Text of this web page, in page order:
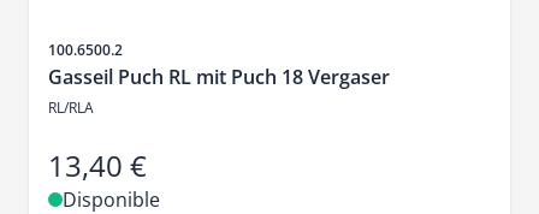
SKU
100.6500.2
Gasseil Puch RL mit Puch 18 Vergaser
RL/RLA
13,40 €
Disponible